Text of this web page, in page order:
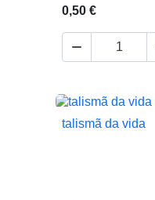
0,50 €


talismã da vida